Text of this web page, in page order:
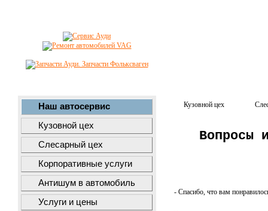
Наш автосервис
Кузовной цех
Слесарный цех
Корпоративные услуги
Антишум в автомобиль
Услуги и цены
Кузовной цех
Вопросы
- Спасибо, что вам